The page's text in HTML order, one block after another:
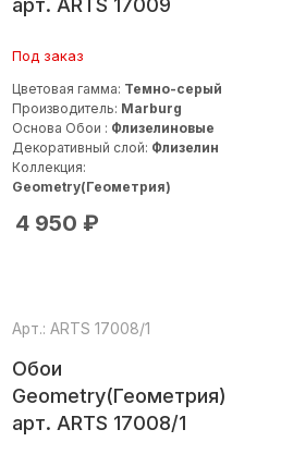
арт. ARTS 17009
Под заказ
Цветовая гамма: Темно-серый
Производитель: Marburg
Основа Обои : Флизелиновые
Декоративный слой: Флизелин
Коллекция:
Geometry(Геометрия)
4 950 ₽
Обои
Geometry(Геометрия)
арт. ARTS 17008/1
Арт.: ARTS 17008/1